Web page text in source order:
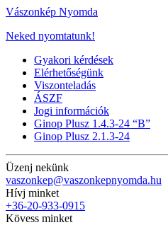
Vászonkép Nyomda
Neked nyomtatunk!
Gyakori kérdések
Elérhetőségünk
Viszonteladás
ÁSZF
Jogi információk
Ginop Plusz 1.4.3-24 “B”
Ginop Plusz 2.1.3-24
Üzenj nekünk
vaszonkep@vaszonkepnyomda.hu
Hívj minket
+36-20-933-0915
Kövess minket